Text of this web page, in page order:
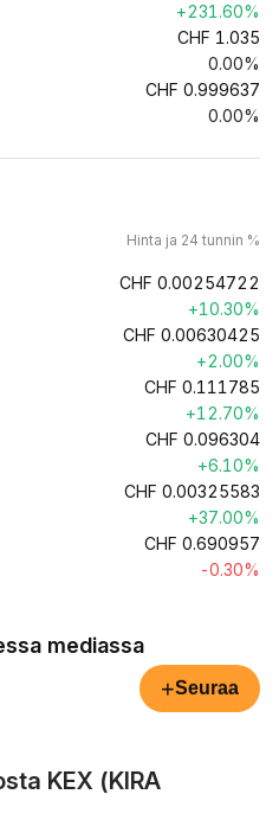
+231.60%
CHF 1.035
0.00%
CHF 0.999637
0.00%
Hinta ja 24 tunnin %
CHF 0.00254722
+10.30%
CHF 0.00630425
+2.00%
CHF 0.111785
+12.70%
CHF 0.096304
+6.10%
CHF 0.00325583
+37.00%
CHF 0.690957
-0.30%
mediassa
+Seuraa
KEX (KIRA